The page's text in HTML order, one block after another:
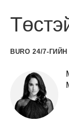
BURO 24/7-